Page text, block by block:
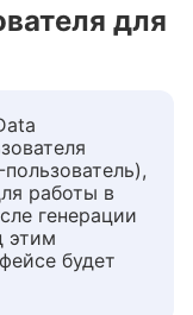
для
-пользователь),
работы в
генерации
этим
будет